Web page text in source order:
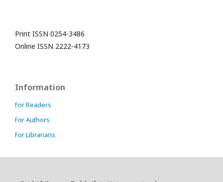
Print ISSN 0254-3486
Online ISSN 2222-4173
Information
For Readers
For Authors
For Librarians